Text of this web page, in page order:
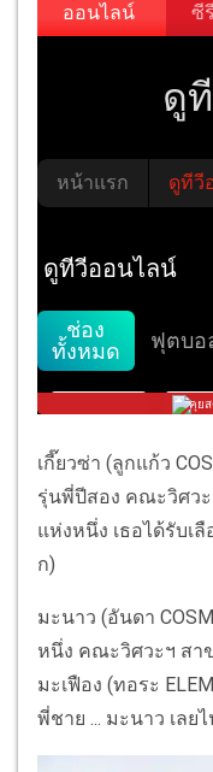
เกี๊ยวซ่า (ลูกแก้ว
รุ่นพี่ปีสอง คณะวิศว
แห่งหนึ่ง เธอได้รับเ
ก)
มะนาว (อันดา
หนึ่ง คณะวิศวะฯ สา
มะเฟือง (ทอระ
พี่ชาย ... มะนาว เลย